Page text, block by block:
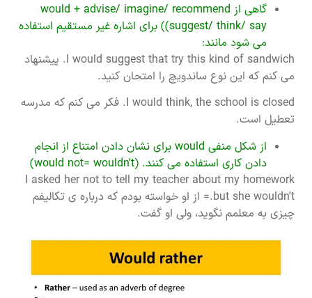
گاهی از would + advise/ imagine/ recommend
suggest/ think/ say)) برای اشاره غیر مستقیم استفاده
می شود مانند:
I would suggest that try this kind of sandwich. پیشنهاد
می کنم که این نوع ساندویچ را امتحان کنید.
I would think, the school is closed. فکر می کنم که مدرسه
تعطیل است.
از شکل منفی would برای نشان دادن امتناع از انجام
دادن کاری استفاده می کنند. (would not= wouldn’t)
I asked her not to tell my teacher about my homework
but she wouldn’t.= از او خواسته بودم که درباره ی تکالیفم
چیزی به معلمم نگوید، ولی او گفت.